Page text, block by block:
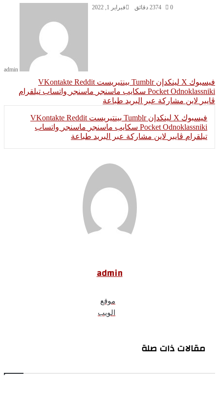
admin
فبراير 1, 2022 374 2 دقائق
‫X لينكدإن بينتيريست
‫Pocket سكايب ماسنجر ماسنجر واتساب تيلقرام
لاين مشاركة عبر البريد طباعة
فيسبوك ‫X لينكدإن بينتيريست
Odnoklassniki
‫Pocket سكايب ماسنجر ماسنجر واتساب
تيلقرام ڤايبر لاين مشاركة عبر البريد طباعة
admin
موقع
الويب
مقالات ذات صلة